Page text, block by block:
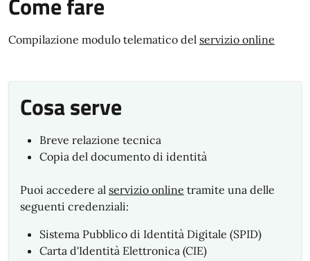
Compilazione modulo telematico del servizio online
Cosa serve
Breve relazione tecnica
Copia del documento di identità
Puoi accedere al servizio online tramite una delle
seguenti credenziali:
Sistema Pubblico di Identità Digitale (SPID)
Carta d'Identità Elettronica (CIE)